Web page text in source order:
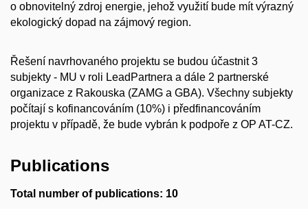
o obnovitelný zdroj energie, jehož využití bude mít výrazný
ekologický dopad na zájmový region.
Řešení navrhovaného projektu se budou účastnit 3
subjekty - MU v roli LeadPartnera a dále 2 partnerské
organizace z Rakouska (ZAMG a GBA). Všechny subjekty
počítají s kofinancováním (10%) i předfinancováním
projektu v případě, že bude vybrán k podpoře z OP AT-CZ.
Publications
Total number of publications: 10